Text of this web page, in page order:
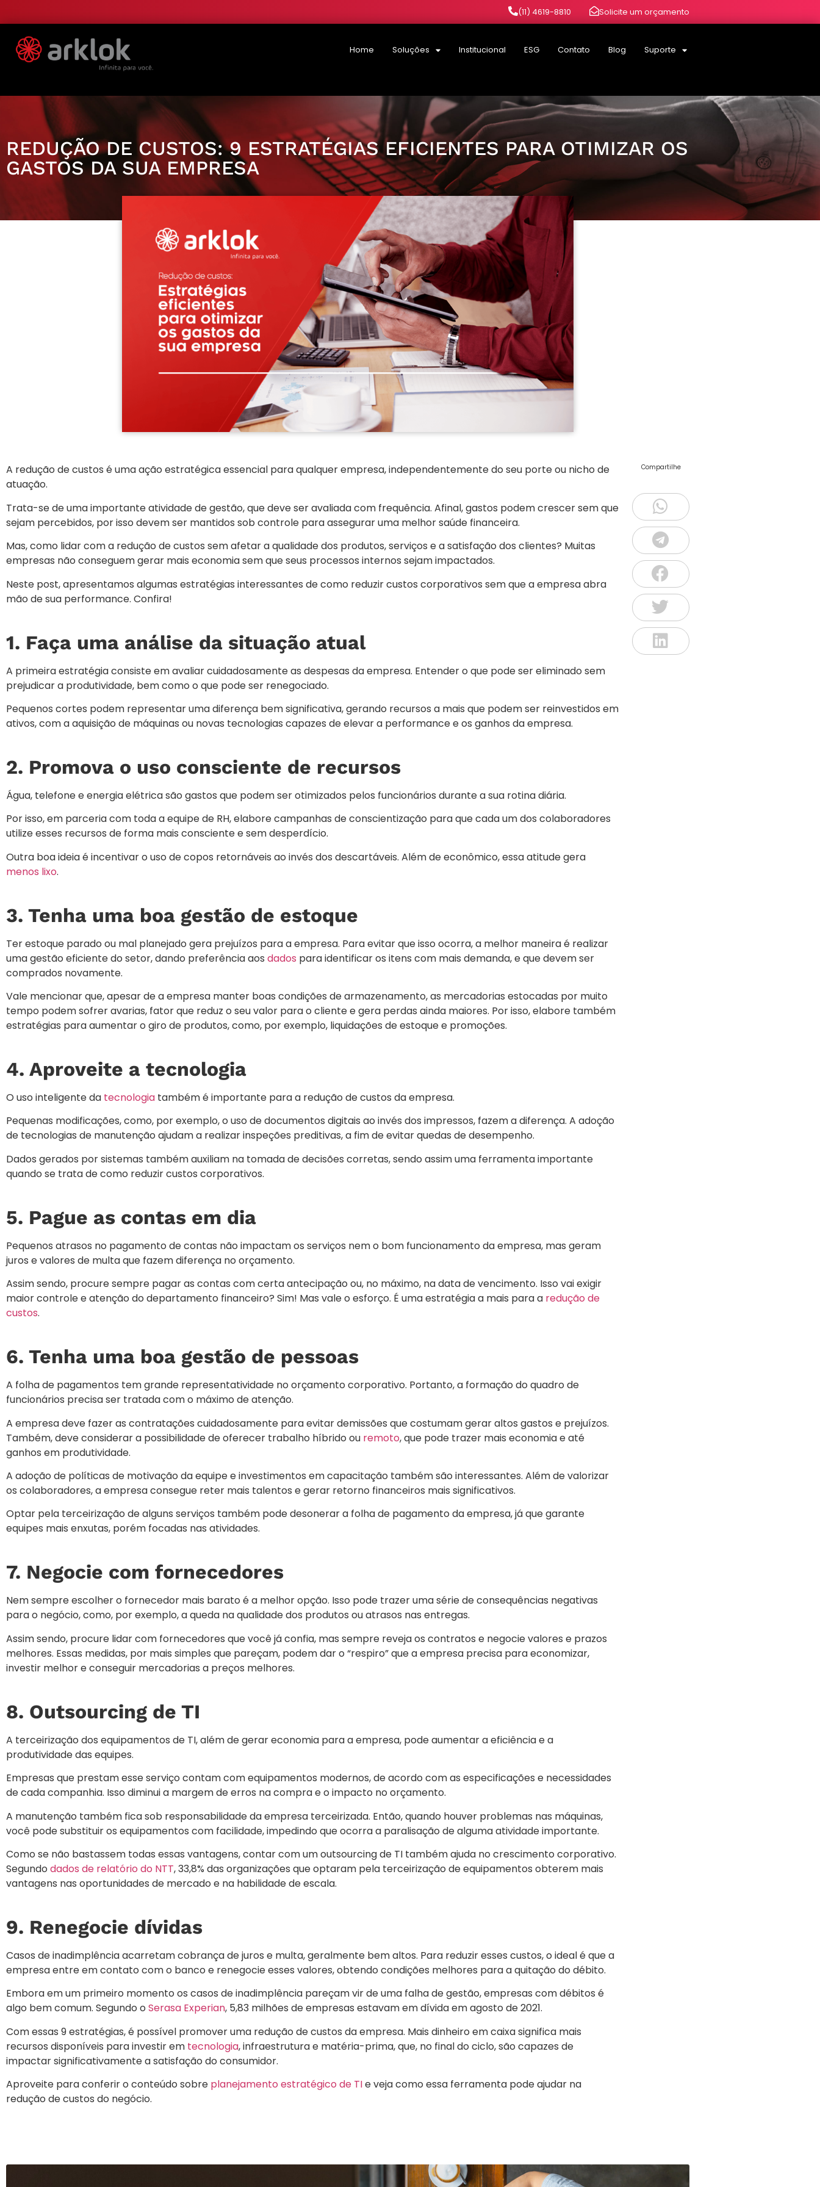
(11) 4619-8810 Solicite um orçamento
Home Soluções Institucional ESG Contato Blog Suporte
REDUÇÃO DE CUSTOS: 9 ESTRATÉGIAS EFICIENTES PARA OTIMIZAR OS
GASTOS DA SUA EMPRESA
A redução de custos é uma ação estratégica essencial para qualquer empresa, independentemente do seu porte ou nicho de
atuação.
Trata-se de uma importante atividade de gestão, que deve ser avaliada com frequência. Afinal, gastos podem crescer sem que
sejam percebidos, por isso devem ser mantidos sob controle para assegurar uma melhor saúde financeira.
Mas, como lidar com a redução de custos sem afetar a qualidade dos produtos, serviços e a satisfação dos clientes? Muitas
empresas não conseguem gerar mais economia sem que seus processos internos sejam impactados.
Neste post, apresentamos algumas estratégias interessantes de como reduzir custos corporativos sem que a empresa abra
mão de sua performance. Confira!
1. Faça uma análise da situação atual
A primeira estratégia consiste em avaliar cuidadosamente as despesas da empresa. Entender o que pode ser eliminado sem
prejudicar a produtividade, bem como o que pode ser renegociado.
Pequenos cortes podem representar uma diferença bem significativa, gerando recursos a mais que podem ser reinvestidos em
ativos, com a aquisição de máquinas ou novas tecnologias capazes de elevar a performance e os ganhos da empresa.
2. Promova o uso consciente de recursos
Água, telefone e energia elétrica são gastos que podem ser otimizados pelos funcionários durante a sua rotina diária.
Por isso, em parceria com toda a equipe de RH, elabore campanhas de conscientização para que cada um dos colaboradores
utilize esses recursos de forma mais consciente e sem desperdício.
Outra boa ideia é incentivar o uso de copos retornáveis ao invés dos descartáveis. Além de econômico, essa atitude gera
menos lixo.
3. Tenha uma boa gestão de estoque
Ter estoque parado ou mal planejado gera prejuízos para a empresa. Para evitar que isso ocorra, a melhor maneira é realizar
uma gestão eficiente do setor, dando preferência aos dados para identificar os itens com mais demanda, e que devem ser
comprados novamente.
Vale mencionar que, apesar de a empresa manter boas condições de armazenamento, as mercadorias estocadas por muito
tempo podem sofrer avarias, fator que reduz o seu valor para o cliente e gera perdas ainda maiores. Por isso, elabore também
estratégias para aumentar o giro de produtos, como, por exemplo, liquidações de estoque e promoções.
4. Aproveite a tecnologia
O uso inteligente da tecnologia também é importante para a redução de custos da empresa.
Pequenas modificações, como, por exemplo, o uso de documentos digitais ao invés dos impressos, fazem a diferença. A adoção
de tecnologias de manutenção ajudam a realizar inspeções preditivas, a fim de evitar quedas de desempenho.
Dados gerados por sistemas também auxiliam na tomada de decisões corretas, sendo assim uma ferramenta importante
quando se trata de como reduzir custos corporativos.
5. Pague as contas em dia
Pequenos atrasos no pagamento de contas não impactam os serviços nem o bom funcionamento da empresa, mas geram
juros e valores de multa que fazem diferença no orçamento.
Assim sendo, procure sempre pagar as contas com certa antecipação ou, no máximo, na data de vencimento. Isso vai exigir
maior controle e atenção do departamento financeiro? Sim! Mas vale o esforço. É uma estratégia a mais para a redução de
custos.
6. Tenha uma boa gestão de pessoas
A folha de pagamentos tem grande representatividade no orçamento corporativo. Portanto, a formação do quadro de
funcionários precisa ser tratada com o máximo de atenção.
A empresa deve fazer as contratações cuidadosamente para evitar demissões que costumam gerar altos gastos e prejuízos.
Também, deve considerar a possibilidade de oferecer trabalho híbrido ou remoto, que pode trazer mais economia e até
ganhos em produtividade.
A adoção de políticas de motivação da equipe e investimentos em capacitação também são interessantes. Além de valorizar
os colaboradores, a empresa consegue reter mais talentos e gerar retorno financeiros mais significativos.
Optar pela terceirização de alguns serviços também pode desonerar a folha de pagamento da empresa, já que garante
equipes mais enxutas, porém focadas nas atividades.
7. Negocie com fornecedores
Nem sempre escolher o fornecedor mais barato é a melhor opção. Isso pode trazer uma série de consequências negativas
para o negócio, como, por exemplo, a queda na qualidade dos produtos ou atrasos nas entregas.
Assim sendo, procure lidar com fornecedores que você já confia, mas sempre reveja os contratos e negocie valores e prazos
melhores. Essas medidas, por mais simples que pareçam, podem dar o “respiro” que a empresa precisa para economizar,
investir melhor e conseguir mercadorias a preços melhores.
8. Outsourcing de TI
A terceirização dos equipamentos de TI, além de gerar economia para a empresa, pode aumentar a eficiência e a
produtividade das equipes.
Empresas que prestam esse serviço contam com equipamentos modernos, de acordo com as especificações e necessidades
de cada companhia. Isso diminui a margem de erros na compra e o impacto no orçamento.
A manutenção também fica sob responsabilidade da empresa terceirizada. Então, quando houver problemas nas máquinas,
você pode substituir os equipamentos com facilidade, impedindo que ocorra a paralisação de alguma atividade importante.
Como se não bastassem todas essas vantagens, contar com um outsourcing de TI também ajuda no crescimento corporativo.
Segundo dados de relatório do NTT, 33,8% das organizações que optaram pela terceirização de equipamentos obterem mais
vantagens nas oportunidades de mercado e na habilidade de escala.
9. Renegocie dívidas
Casos de inadimplência acarretam cobrança de juros e multa, geralmente bem altos. Para reduzir esses custos, o ideal é que a
empresa entre em contato com o banco e renegocie esses valores, obtendo condições melhores para a quitação do débito.
Embora em um primeiro momento os casos de inadimplência pareçam vir de uma falha de gestão, empresas com débitos é
algo bem comum. Segundo o Serasa Experian, 5,83 milhões de empresas estavam em dívida em agosto de 2021.
Com essas 9 estratégias, é possível promover uma redução de custos da empresa. Mais dinheiro em caixa significa mais
recursos disponíveis para investir em tecnologia, infraestrutura e matéria-prima, que, no final do ciclo, são capazes de
impactar significativamente a satisfação do consumidor.
Aproveite para conferir o conteúdo sobre planejamento estratégico de TIe veja como essa ferramenta pode ajudar na
redução de custos do negócio.
Compartilhe